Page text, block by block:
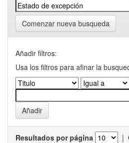
Comenzar nueva busqueda
Añadir filtros:
Usa los filtros para afinar la
Resultados por página |